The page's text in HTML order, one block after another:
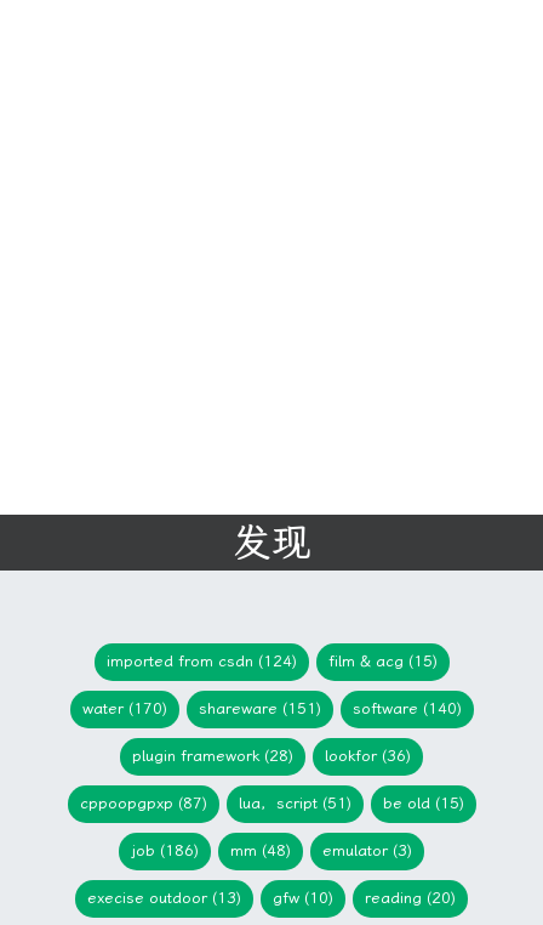
发现
imported from csdn (124) film & acg (15)
water (170) shareware (151) software (140)
plugin framework (28) lookfor (36)
cppoopgpxp (87) lua，script (51) be old (15)
job (186) mm (48) emulator (3)
execise outdoor (13) gfw (10) reading (20)